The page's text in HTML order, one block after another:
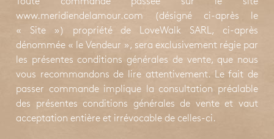
www.meridiendelamour.com (désigné ci-après le
« Site ») propriété de LoveWalk SARL, ci-après
dénommée « le Vendeur », sera exclusivement régie par
les présentes conditions générales de vente, que nous
vous recommandons de lire attentivement. Le fait de
passer commande implique la consultation préalable
des présentes conditions générales de vente et vaut
acceptation entière et irrévocable de celles-ci.